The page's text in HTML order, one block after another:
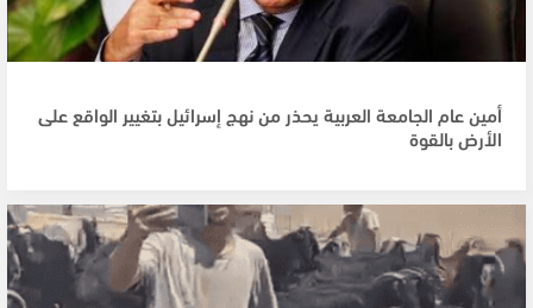
أمين عام الجامعة العربية يحذر من نهج إسرائيل بتغيير الواقع على
الأرض بالقوة